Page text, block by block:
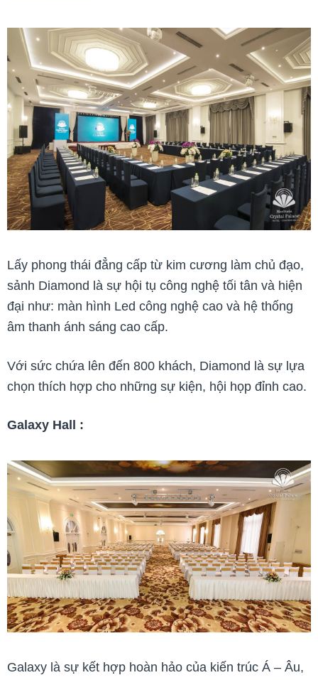
Lấy phong thái đẳng cấp từ kim cương làm chủ đạo,
sảnh Diamond là sự hội tụ công nghệ tối tân và hiện
đại như: màn hình Led công nghệ cao và hệ thống
âm thanh ánh sáng cao cấp.
Với sức chứa lên đến 800 khách, Diamond là sự lựa
chọn thích hợp cho những sự kiện, hội họp đỉnh cao.
Galaxy Hall :
Galaxy là sự kết hợp hoàn hảo của kiến trúc Á – Âu,